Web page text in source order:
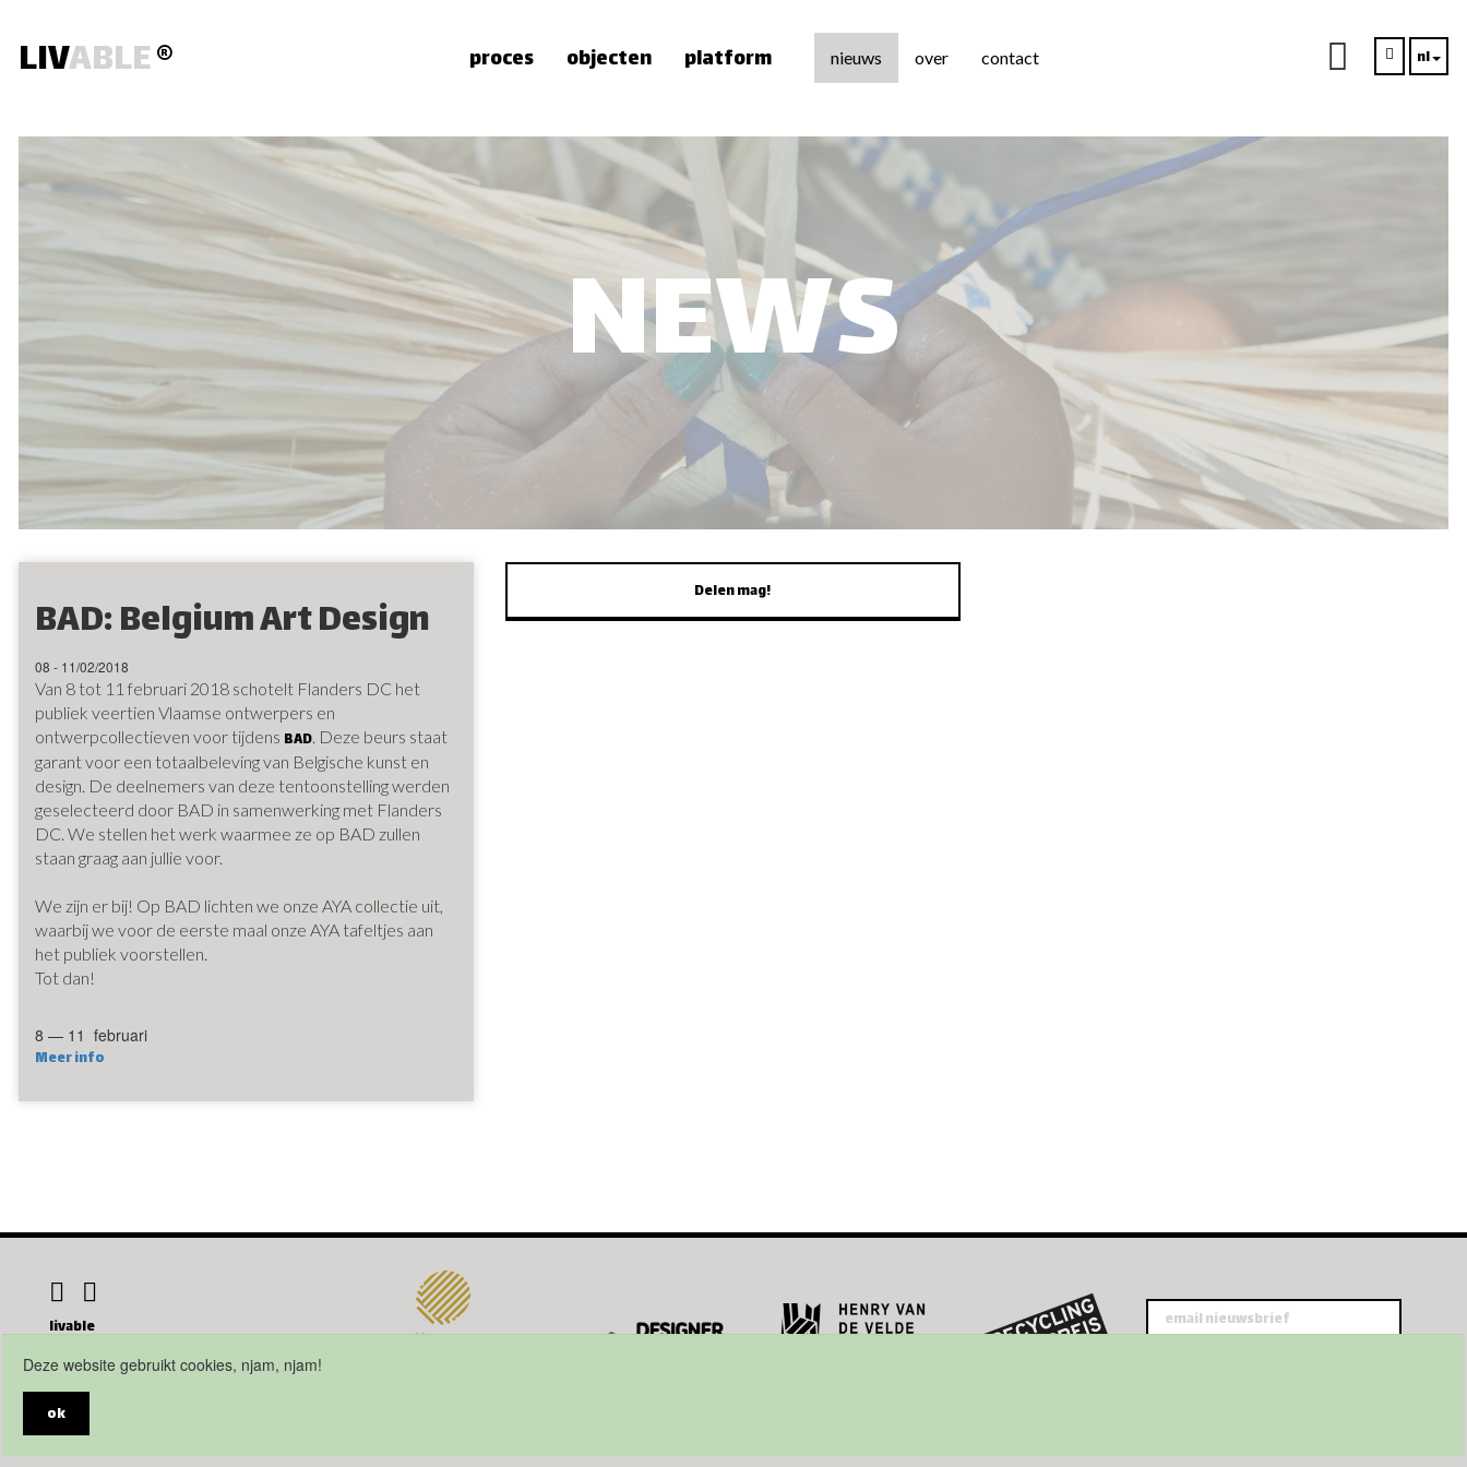
LIVABLE® proces objecten platform nieuws over
pers
contact nl
NEWS
BAD: Belgium Art Design
08 - 11/02/2018
Van 8 tot 11 februari 2018 schotelt Flanders DC het
publiek veertien Vlaamse ontwerpers en
ontwerpcollectieven voor tijdens BAD. Deze beurs staat
garant voor een totaalbeleving van Belgische kunst en
design. De deelnemers van deze tentoonstelling werden
geselecteerd door BAD in samenwerking met Flanders
DC. We stellen het werk waarmee ze op BAD zullen
staan graag aan jullie voor.
We zijn er bij! Op BAD lichten we onze AYA collectie uit,
waarbij we voor de eerste maal onze AYA tafeltjes aan
het publiek voorstellen.
Tot dan!
8 — 11 februari
Meer info
Delen mag!
Deze website gebruikt cookies, njam, njam!
ok
livable
Webdesign by Code d'Or